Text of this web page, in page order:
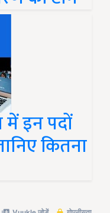
इन पदों
कितना